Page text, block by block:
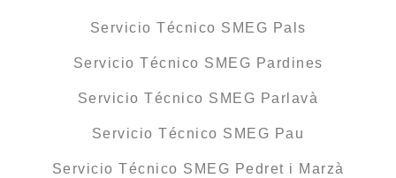
Servicio Técnico SMEG Pals
Servicio Técnico SMEG Pardines
Servicio Técnico SMEG Parlavà
Servicio Técnico SMEG Pau
Servicio Técnico SMEG Pedret i Marzà